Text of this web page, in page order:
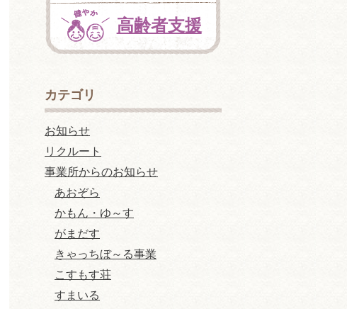
高齢者支援
カテゴリ
お知らせ
リクルート
事業所からのお知らせ
あおぞら
かもん・ゆ～す
がまだす
きゃっちぼ～る事業
こすもす荘
すまいる